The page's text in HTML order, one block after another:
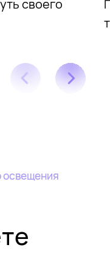
своего
освещения